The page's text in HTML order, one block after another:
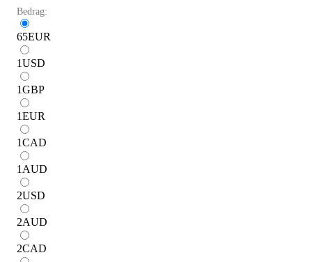
Bedrag:
65EUR
1USD
1GBP
1EUR
1CAD
1 AUD
2USD
2AUD
2CAD